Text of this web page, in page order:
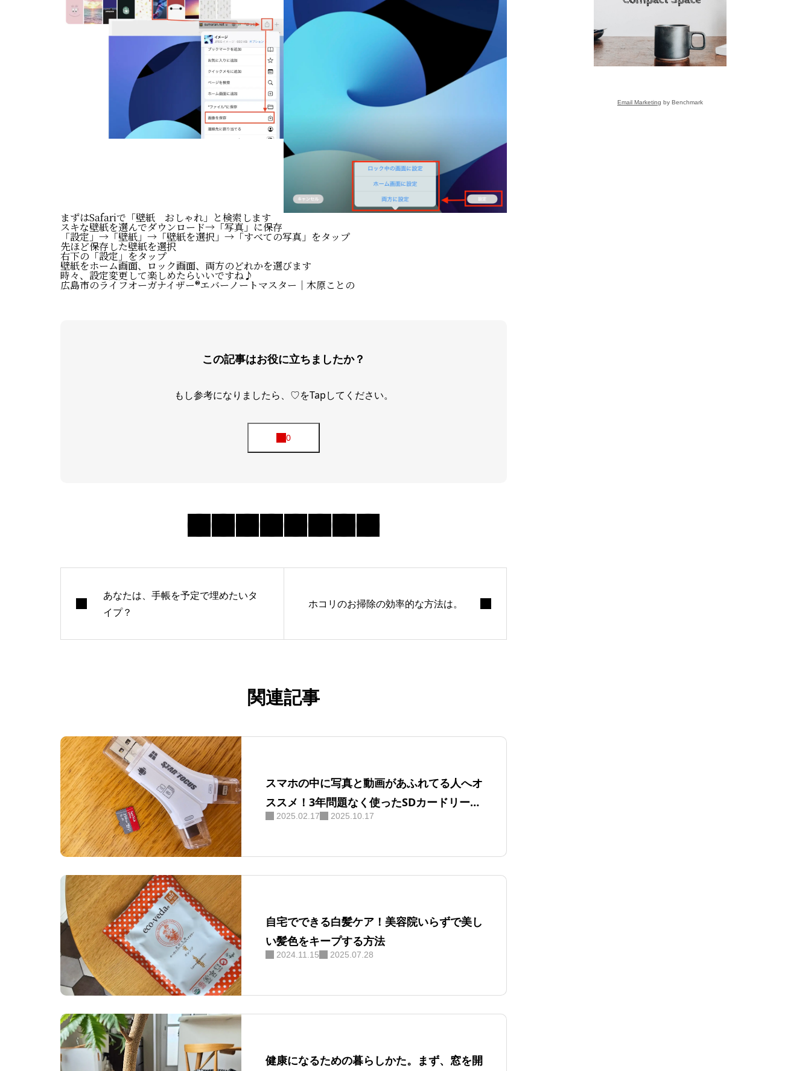
PROFILE
WordPress
ITビギナーさんへ
癒しのデジサポ
まずはSafariで「壁紙 おしゃれ」と検索します
スキな壁紙を選んでダウンロード→「写真」に保存
「設定」→「壁紙」→「壁紙を選択」→「すべての写真」をタップ
先ほど保存した壁紙を選択
右下の「設定」をタップ
壁紙をホーム画面、ロック画面、両方のどれかを選びます
時々、設定変更して楽しめたらいいですね♪
広島市のライフオーガナイザー®エバーノートマスター｜木原ことの
この記事はお役に立ちましたか？
もし参考になりましたら、♡をTapしてください。
あなたは、手帳を予定で埋めたいタ
イプ？
ホコリのお掃除の効率的な方法は。
関連記事
スマホの中に写真と動画があふれてる人へオ
ススメ！3年問題なく使ったSDカードリーダ
ーはこれ！
2025.02.17 2025.10.17
自宅でできる白髪ケア！美容院いらずで美し
い髪色をキープする方法
2024.11.15 2025.07.28
健康になるための暮らしかた。まず、窓を開
Email Marketing by Benchmark